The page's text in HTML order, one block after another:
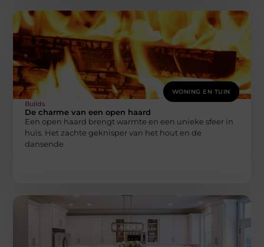
WONING EN TUIN
Builds
De charme van een open haard
Een open haard brengt warmte en een unieke sfeer in
huis. Het zachte geknisper van het hout en de
dansende